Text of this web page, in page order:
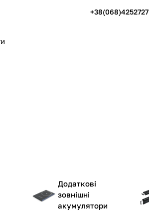
+38(068)4252727
Додаткові
зовнішні
акумулятори